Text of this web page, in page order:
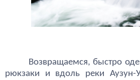
Возвращаемся, быстро
рюкзаки и вдоль реки Аузун-